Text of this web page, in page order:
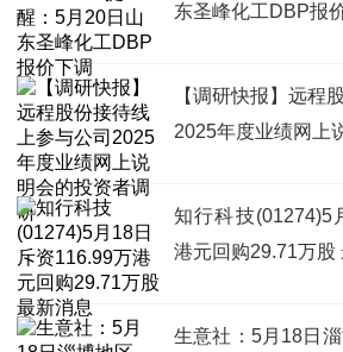
东圣峰化工DBP报
【调研快报】远程
2025年度业绩网上
知行科技(01274)5
港元回购29.71万股
生意社：5月18日